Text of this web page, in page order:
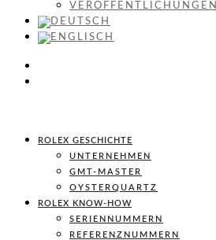
VERÖFFENTLICHUNGEN
ROLEX GESCHICHTE
UNTERNEHMEN
GMT-MASTER
OYSTERQUARTZ
ROLEX KNOW-HOW
SERIENNUMMERN
REFERENZNUMMERN